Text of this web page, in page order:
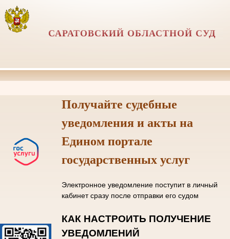
САРАТОВСКИЙ ОБЛАСТНОЙ СУД
Получайте судебные
уведомления и акты на
Едином портале
государственных услуг
Электронное уведомление поступит в личный
кабинет сразу после отправки его судом
КАК НАСТРОИТЬ ПОЛУЧЕНИЕ
УВЕДОМЛЕНИЙ